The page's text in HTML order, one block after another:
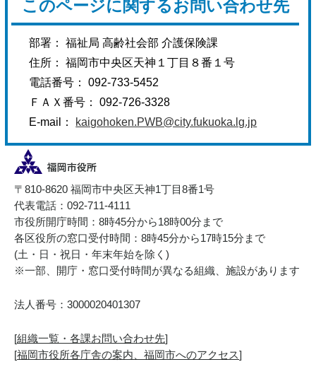
このページに関するお問い合わせ先
部署： 福祉局 高齢社会部 介護保険課
住所： 福岡市中央区天神１丁目８番１号
電話番号： 092-733-5452
ＦＡＸ番号： 092-726-3328
E-mail：
kaigohoken.PWB@city.fukuoka.lg.jp
〒810-8620 福岡市中央区天神1丁目8番1号
代表電話：092-711-4111
市役所開庁時間：8時45分から18時00分まで
各区役所の窓口受付時間：8時45分から17時15分まで
(土・日・祝日・年末年始を除く)
※一部、開庁・窓口受付時間が異なる組織、施設があります
法人番号：3000020401307
[組織一覧・各課お問い合わせ先]
[福岡市役所各庁舎の案内、福岡市へのアクセス]